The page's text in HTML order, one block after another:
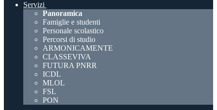
Servizi
Panoramica
Famiglie e studenti
Personale scolastico
Percorsi di studio
ARMONICAMENTE
CLASSEVIVA
FUTURA PNRR
ICDL
MLOL
FSL
PON